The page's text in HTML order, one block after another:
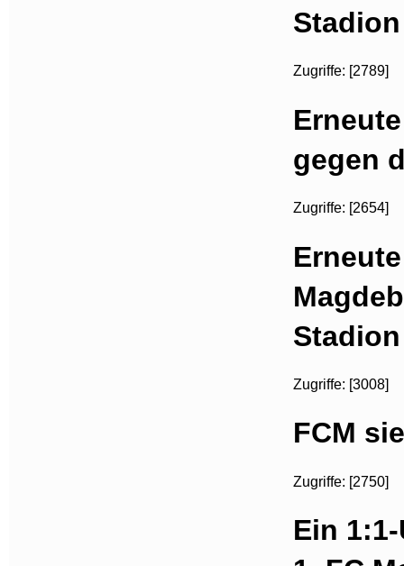
Zugriffe: [2789]
gegen
Zugriffe: [2654]
Stadion
Zugriffe: [3008]
FCM
Zugriffe: [2750]
Ein